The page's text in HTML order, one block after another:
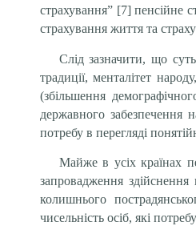
страхування” [7] пенсійне
страхування життя та
Слід зазначити, що
традиції, менталітет
(збільшення
державного забезпечення
потребу в перегляді
Майже в усіх країнах
запровадження здійснення
колишнього
чисельність осіб, які